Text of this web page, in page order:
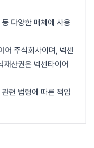
다양한 매체에 사용
어 주식회사이며, 넥센
재산권은 넥센타이어
련 법령에 따른 책임